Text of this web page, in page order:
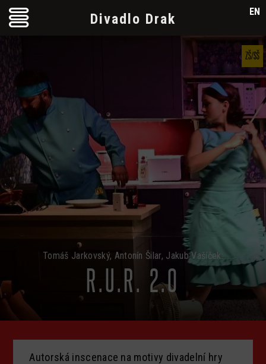
Tomáš Jarkovský, Antonín Šilar, Jakub Vašíček:
R.U.R. 2.0
ZŠ/SŠ
Autorská inscenace na motivy divadelní hry
Divadlo Drak EN